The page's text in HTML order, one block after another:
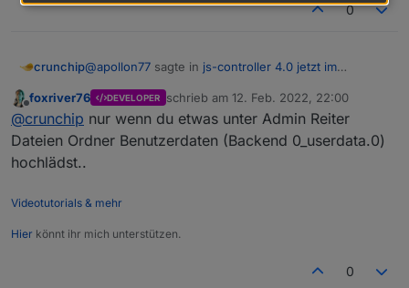
0
crunchip@apollon77 sagte in js-controller 4.0 jetzt im
Ansonsten: schau was Drin ist und wenn nix
dann löschen und Ende.
da is nix drin, ich kenne dieses Verzeichnis nicht und
BETA/LATEST!
ja passt doch alles
im Pfad
foxriver76 DEVELOPER schrieb am 12. Feb. 2022, 22:00
zuletzt editiert von
@crunchip nur wenn du etwas unter Admin Reiter
Dateien Ordner Benutzerdaten (Backend 0_userdata.0)
hochlädst..
Videotutorials & mehr
Hier könnt ihr mich unterstützen.
0